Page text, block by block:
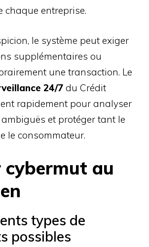
chaque entreprise.
le système peut exiger
supplémentaires ou
une transaction. Le
24/7 du Crédit
rapidement pour analyser
et protéger tant le
le consommateur.
cybermut au
types de
possibles